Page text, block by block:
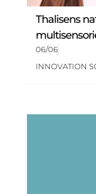
Thalisens
06/06
INNOVATION